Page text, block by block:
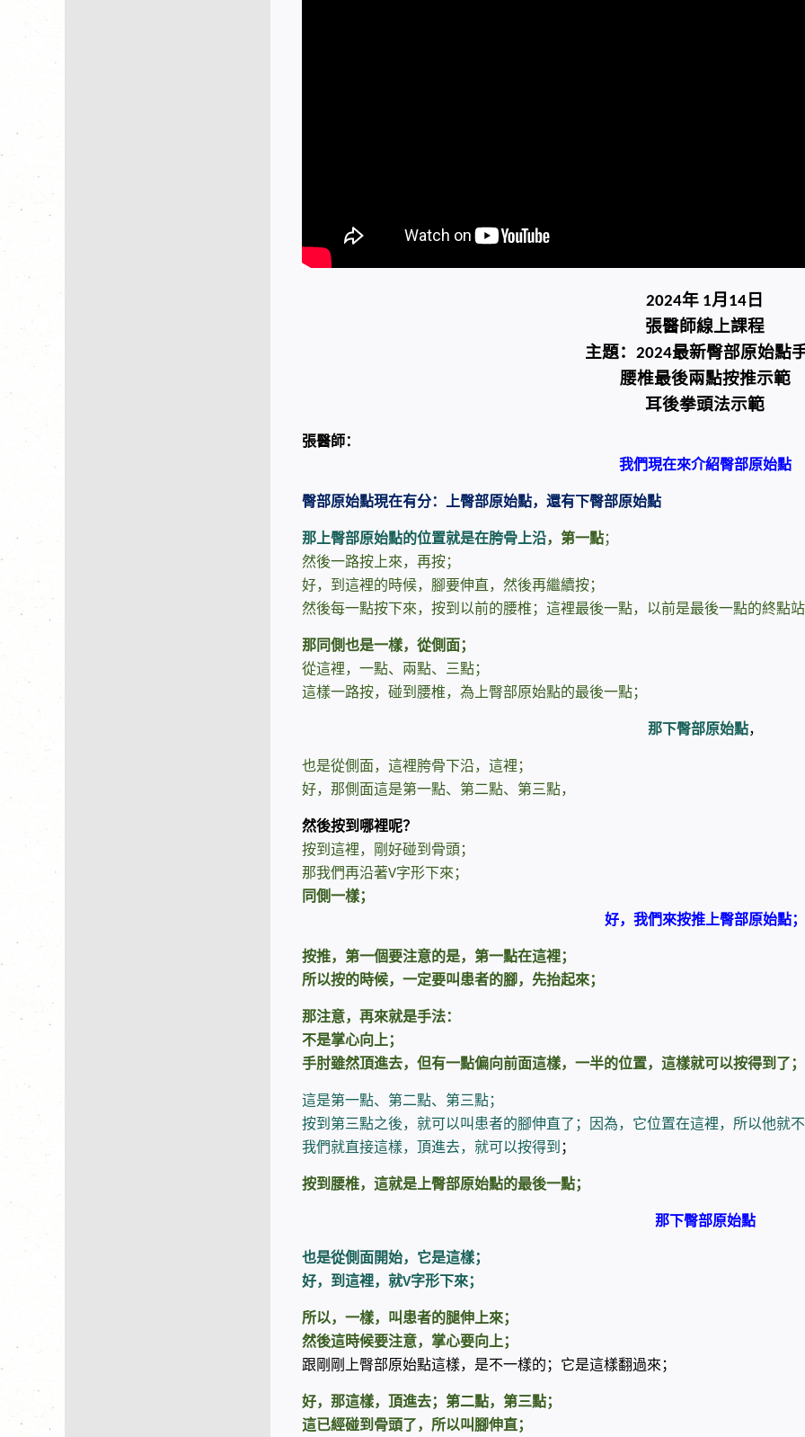
2024年 1月 14日
張醫師線上課程
主題：
2024最新臀部原始點
腰椎最後兩點按推示範
耳後拳頭法示範
張醫師：
我們現在來介紹臀部原始點
臀部原始點現在有分：上臀部原始點，還有下臀部原始點
那上臀部原始點的位置就是在胯骨上沿，第一點；
然後一路按上來，再按；
好，到這裡的時候，腳要伸直，然後再繼續按；
然後每一點按下來，按到以前的腰椎；這裡最後一點，以前是最後一點的終點
那同側也是一樣，從側面；
從這裡，一點、兩點、三點；
這樣一路按，碰到腰椎，為上臀部原始點的最後一點；
那下臀部原始點，
也是從側面，這裡胯骨下沿，這裡；
好，那側面這是第一點、第二點、第三點，
然後按到哪裡呢？
按到這裡，剛好碰到骨頭；
那我們再沿著V字形下來；
同側一樣；
好，我們來按推上臀部原始點；
按推，第一個要注意的是，第一點在這裡；
所以按的時候，一定要叫患者的腳，先抬起來；
那注意，再來就是手法：
不是掌心向上；
手肘雖然頂進去，但有一點偏向前面這樣，一半的位置，這樣就可以按得到了；
這是第一點、第二點、第三點；
按到第三點之後，就可以叫患者的腳伸直了；因為，它位置在這裡，所以他就
我們就直接這樣，頂進去，就可以按得到；
按到腰椎，這就是上臀部原始點的最後一點；
那下臀部原始點
也是從側面開始，它是這樣；
好，到這裡，就V字形下來；
所以，一樣，叫患者的腿伸上來；
然後這時候要注意，掌心要向上；
跟剛剛上臀部原始點這樣，是不一樣的；它是這樣翻過來；
好，那這樣，頂進去；第二點，第三點；
這已經碰到骨頭了，所以叫腳伸直；